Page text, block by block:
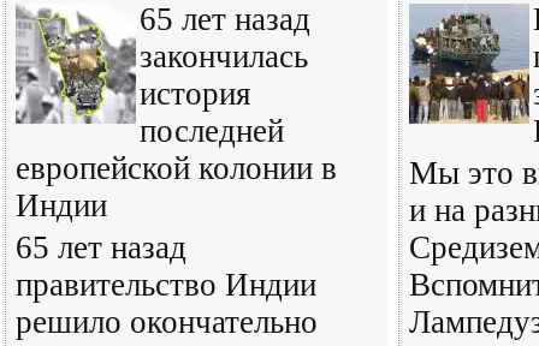
65 лет назад
закончилась
история
последней
европейской колонии в
Индии
65 лет назад
правительство Индии
решило окончательно
Мы это
и на